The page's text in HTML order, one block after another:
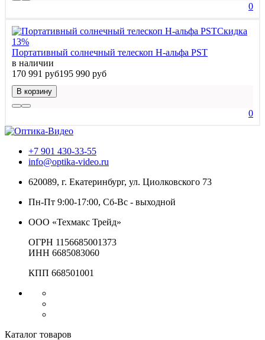
0
Скидка
13%
Портативный солнечный телескоп H-альфа PST
в наличии
170 991 руб195 990 руб
В корзину
0
+7 901 430-33-55
info@optika-video.ru
620089, г. Екатеринбург, ул. Циолковского 73
Пн-Пт 9:00-17:00, Сб-Вс - выходной
ООО «Техмакс Трейд»
ОГРН 1156685001373
ИНН 6685083060
КПП 668501001
Каталог товаров